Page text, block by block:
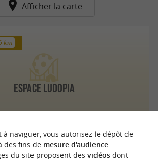
Afficher la carte
Espace Ludopia
km
km
à naviguer, vous autorisez le dépôt de
des fins de mesure d'audience.
du site proposent des vidéosdont